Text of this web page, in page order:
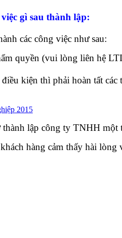
gì sau thành lập:
các công việc như sau:
quyền (vui lòng liên hệ
kiện thì phải hoàn tất
2015
lập công ty TNHH
hàng cảm thấy hài